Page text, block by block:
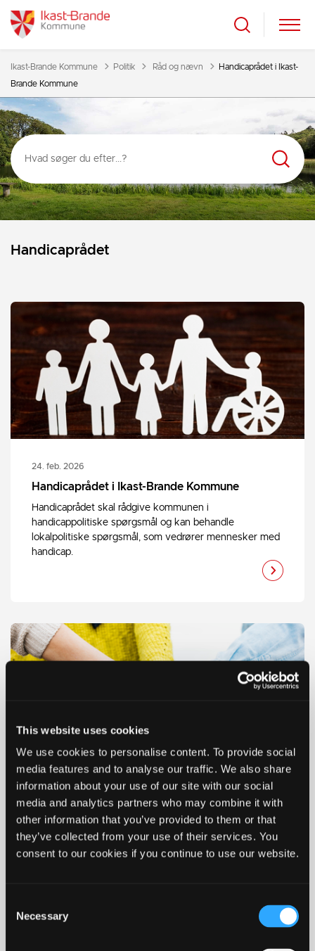
This website uses cookies
We use cookies to personalise content. To provide social
media features and to analyse our traffic. We also share
information about your use of our site with our social
media and analytics partners who may combine it with
other information that you’ve provided to them or that
they’ve collected from your use of their services. You
consent to our cookies if you continue to use our website.
Selection
Necessary
Ikast-Brande Kommune Politik
Tilbage til
Råd og nævn
Handicaprådet i Ikast-
Brande Kommune
Handicaprådet
24. feb. 2026
Handicaprådet i Ikast-Brande Kommune
Handicaprådet skal rådgive kommunen i
handicappolitiske spørgsmål og kan behandle
lokalpolitiske spørgsmål, som vedrører mennesker med
handicap.
24. feb. 2026
Handicaprådets medlemmer
medlemmer.